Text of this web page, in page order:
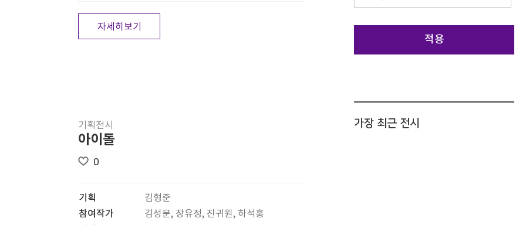
자세히보기
기획전시
아이돌
0
기획
김형준
참여작가
김성문, 장유정, 진귀원, 하석홍
적용
가장 최근 전시